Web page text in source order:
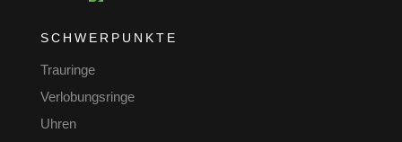
SCHWERPUNKTE
Trauringe
Verlobungsringe
Uhren